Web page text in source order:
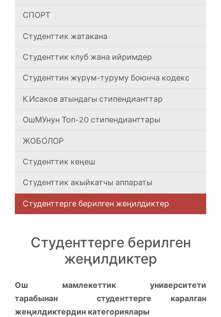
СПОРТ
Студенттик жатакана
Студенттик клуб жана ийримдер
Студенттин жүрүм-туруму боюнча кодекс
К.Исаков атындагы стипендианттар
ОшМУнун Топ-20 стипендианттары
ЖОБОЛОР
Студенттик кеңеш
Студенттик акыйкатчы аппараты
Студенттерге берилген жеңилдиктер
Студенттерге берилген
жеңилдиктер
Ош мамлекеттик университети
тарабынан студенттерге каралган
жеңилдиктердин категориялары